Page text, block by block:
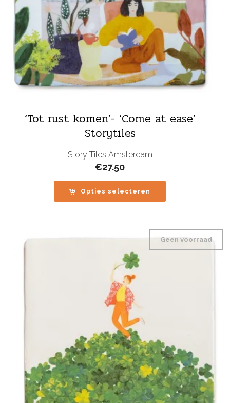
‘Tot rust komen’- ‘Come at ease’
Storytiles
Story Tiles Amsterdam
€27.50
Opties selecteren
Geen voorraad